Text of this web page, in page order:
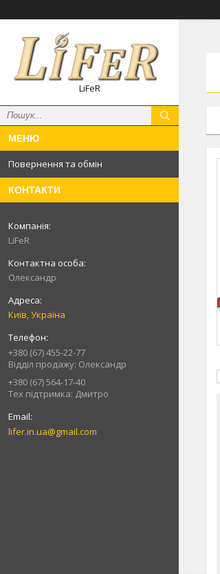
LiFeR
Повернення та обмін
КОНТАКТИ
LiFeR
Олександр
Київ, Україна
+380 (67) 455-22-77
Відділ продажу: Олександр
+380 (67) 564-17-40
Тех підтримка: Дмитро
lifer.in.ua@gmail.com